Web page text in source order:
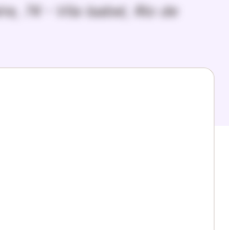
74 - Vila Isabel, Rio de